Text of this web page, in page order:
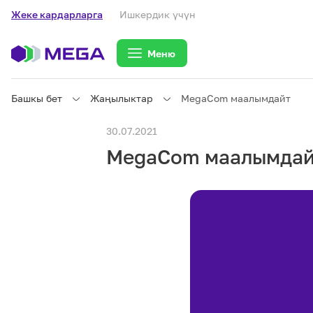
Жеке кардарларга Ишкердик үчүн
Меню
Жеке кардарларга
Башкы бет Жаңылыктар MegaCom маалымдайт
30.07.2021
MegaCom